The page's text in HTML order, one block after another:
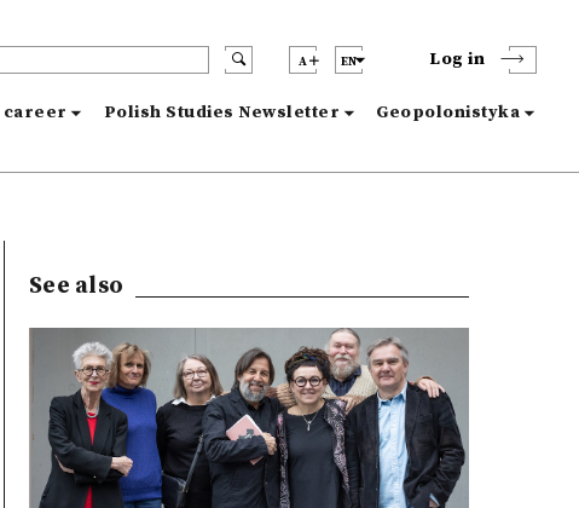
A EN Log in
career Polish Studies Newsletter Geopolonistyka
See also